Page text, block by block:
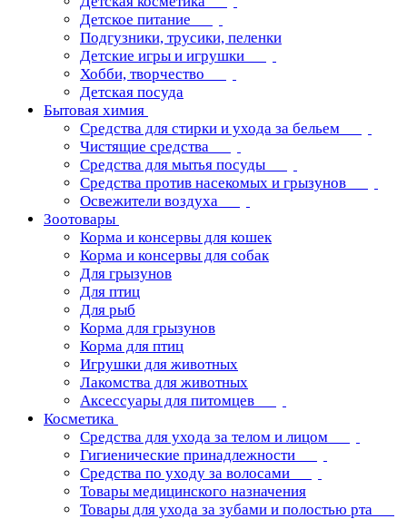
Детское питание
Подгузники, трусики, пеленки
Детские игры и игрушки
Хобби, творчество
Детская посуда
Бытовая химия
Средства для стирки и ухода за бельем
Чистящие средства
Средства для мытья посуды
Средства против насекомых и грызунов
Освежители воздуха
Зоотовары
Корма и консервы для кошек
Корма и консервы для собак
Для грызунов
Для птиц
Для рыб
Корма для грызунов
Корма для птиц
Игрушки для животных
Лакомства для животных
Аксессуары для питомцев
Косметика
Средства для ухода за телом и лицом
Гигиенические принадлежности
Средства по уходу за волосами
Товары медицинского назначения
Товары для ухода за зубами и полостью рта